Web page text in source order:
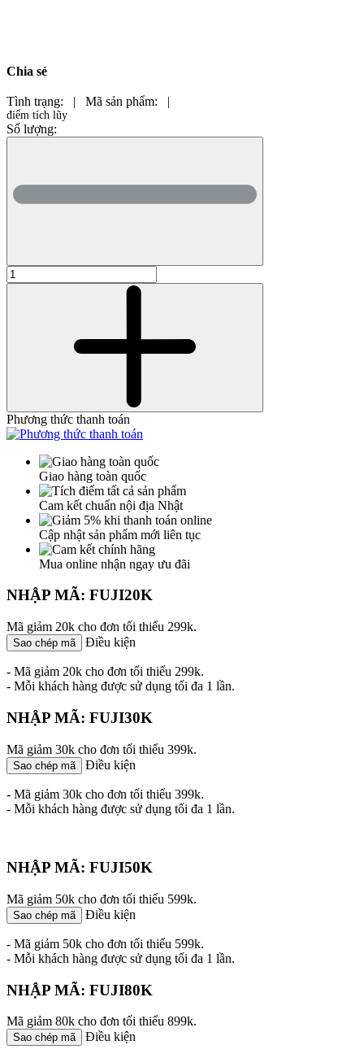
Chia sẻ
Tình trạng: | Mã sản phẩm: |
điểm tích lũy
Số lượng:
Phương thức thanh toán
Giao hàng toàn quốc
Cam kết chuẩn nội địa Nhật
Cập nhật sản phẩm mới liên tục
Mua online nhận ngay ưu đãi
NHẬP MÃ: FUJI20K
Mã giảm 20k cho đơn tối thiểu 299k.
Sao chép mã Điều kiện
- Mã giảm 20k cho đơn tối thiểu 299k.
- Mỗi khách hàng được sử dụng tối đa 1 lần.
NHẬP MÃ: FUJI30K
Mã giảm 30k cho đơn tối thiểu 399k.
Sao chép mã Điều kiện
- Mã giảm 30k cho đơn tối thiểu 399k.
- Mỗi khách hàng được sử dụng tối đa 1 lần.
NHẬP MÃ: FUJI50K
Mã giảm 50k cho đơn tối thiểu 599k.
Sao chép mã Điều kiện
- Mã giảm 50k cho đơn tối thiểu 599k.
- Mỗi khách hàng được sử dụng tối đa 1 lần.
NHẬP MÃ: FUJI80K
Mã giảm 80k cho đơn tối thiểu 899k.
Sao chép mã Điều kiện